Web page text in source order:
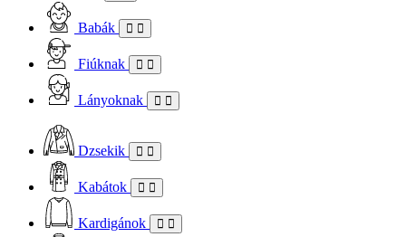
Babák
Fiúknak
Lányoknak
Dzsekik
Kabátok
Kardigánok